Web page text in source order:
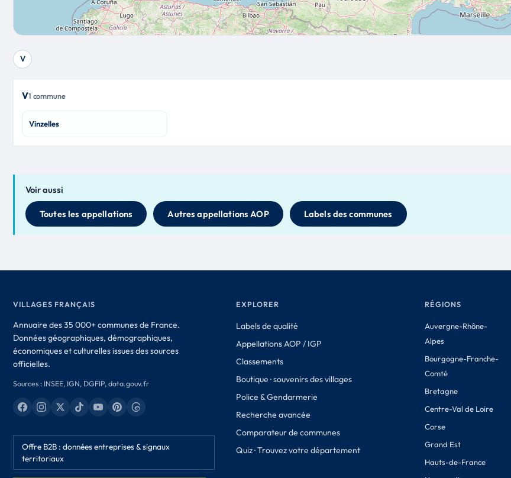
V
V1 commune
Vinzelles
Voir aussi
Toutes les appellations Autres appellations AOP Labels des communes
VILLAGES FRANÇAIS
Annuaire des 35 000+ communes de France.
Données géographiques, démographiques,
économiques et culturelles issues des sources
officielles.
Sources : INSEE, IGN, DGFIP, data.gouv.fr
Offre B2B : données entreprises & signaux
territoriaux
EXPLORER
Labels de qualité
Appellations AOP / IGP
Classements
Boutique · souvenirs des villages
Police & Gendarmerie
Recherche avancée
Comparateur de communes
Quiz · Trouvez votre département
RÉGIONS
Auvergne-Rhône-
Alpes
Bourgogne-Franche-
Comté
Bretagne
Centre-Val de Loire
Corse
Grand Est
Hauts-de-France